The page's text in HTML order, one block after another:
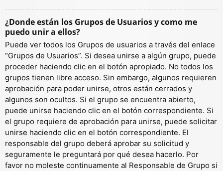
¿Donde están los Grupos de Usuarios y como me
puedo unir a ellos?
Puede ver todos los Grupos de usuarios a través del enlace
“Grupos de Usuarios”. Si desea unirse a algún grupo, puede
proceder haciendo clic en el botón apropiado. No todos los
grupos tienen libre acceso. Sin embargo, algunos requieren
aprobación para poder unirse, otros están cerrados y
algunos son ocultos. Si el grupo se encuentra abierto,
puede unirse haciendo clic en el botón correspondiente. Si
el grupo requiere de aprobación para unirse, puede solicitar
unirse haciendo clic en el botón correspondiente. El
responsable del grupo deberá aprobar su solicitud y
seguramente le preguntará por qué desea hacerlo. Por
favor no moleste continuamente al Responsable de Grupo si